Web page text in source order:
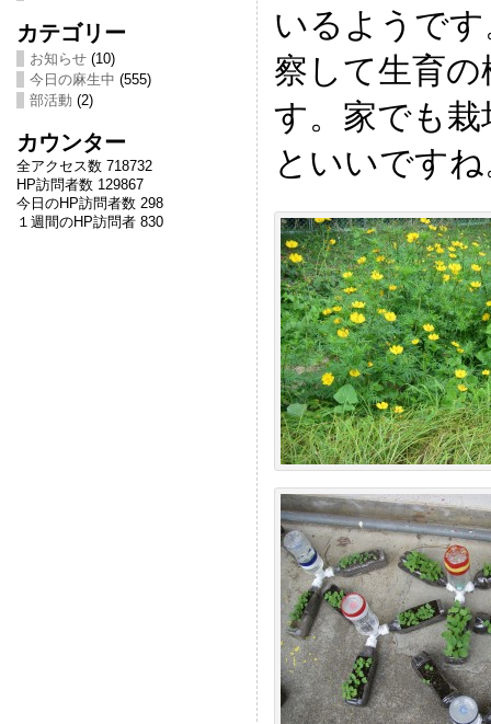
カテゴリー
お知らせ(10)
今日の麻生中 (555)
部活動 (2)
カウンター
全アクセス数 718732
HP訪問者数 129867
今日のHP訪問者数 298
１週間のHP訪問者 830
いるようで
察して生育
す。家でも
といいです